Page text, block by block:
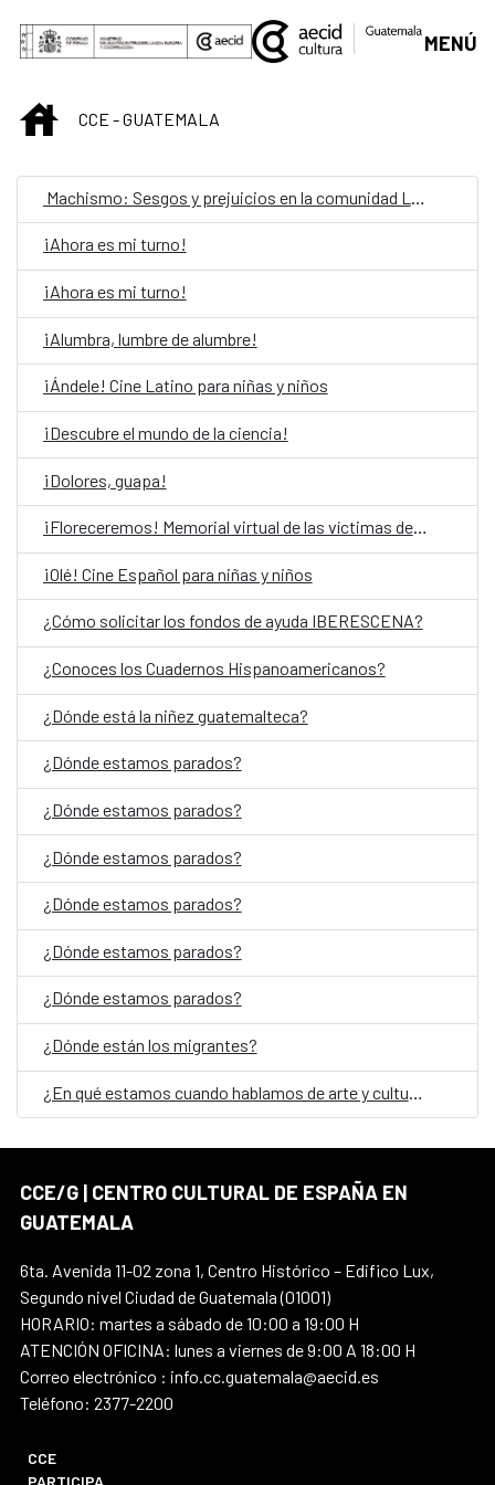
Skip to Main Content
MENÚ
INICIOCCE - GUATEMALA
Machismo: Sesgos y prejuicios en la comunidad LGBTIQ
¡Ahora es mi turno!
¡Ahora es mi turno!
¡Alumbra, lumbre de alumbre!
¡Ándele! Cine Latino para niñas y niños
¡Descubre el mundo de la ciencia!
¡Dolores, guapa!
¡Floreceremos! Memorial virtual de las víctimas del Conflicto Armado Interno en Guatemala
¡Olé! Cine Español para niñas y niños
¿Cómo solicitar los fondos de ayuda IBERESCENA?
¿Conoces los Cuadernos Hispanoamericanos?
¿Dónde está la niñez guatemalteca?
¿Dónde estamos parados?
¿Dónde estamos parados?
¿Dónde estamos parados?
¿Dónde estamos parados?
¿Dónde estamos parados?
¿Dónde estamos parados?
¿Dónde están los migrantes?
CCE/G | CENTRO CULTURAL DE ESPAÑA EN
GUATEMALA
6ta. Avenida 11-02 zona 1, Centro Histórico – Edifico Lux,
Segundo nivel Ciudad de Guatemala (01001)
HORARIO: martes a sábado de 10:00 a 19:00 H
ATENCIÓN OFICINA: lunes a viernes de 9:00 A 18:00 H
Correo electrónico : info.cc.guatemala@aecid.es
Teléfono: 2377-2200
CCE